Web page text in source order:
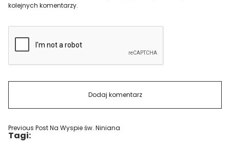
kolejnych komentarzy.
Previous PostNa Wyspie św. Niniana
Tagi: